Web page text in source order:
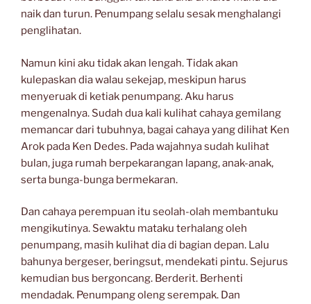
naik dan turun. Penumpang selalu sesak menghalangi
penglihatan.
Namun kini aku tidak akan lengah. Tidak akan
kulepaskan dia walau sekejap, meskipun harus
menyeruak di ketiak penumpang. Aku harus
mengenalnya. Sudah dua kali kulihat cahaya gemilang
memancar dari tubuhnya, bagai cahaya yang dilihat Ken
Arok pada Ken Dedes. Pada wajahnya sudah kulihat
bulan, juga rumah berpekarangan lapang, anak-anak,
serta bunga-bunga bermekaran.
Dan cahaya perempuan itu seolah-olah membantuku
mengikutinya. Sewaktu mataku terhalang oleh
penumpang, masih kulihat dia di bagian depan. Lalu
bahunya bergeser, beringsut, mendekati pintu. Sejurus
kemudian bus bergoncang. Berderit. Berhenti
mendadak. Penumpang oleng serempak. Dan